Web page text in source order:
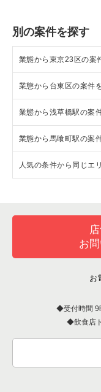
別の案件を探す
業態から東京23区の案
東京23区のラーメン
東京23区のフランス
東京23区のイタリア
東京23区の中華の居
東京23区の寿司の居
東京23区の焼肉の
東京23区のアジア
東京23区のカフェ
東京23区のテイク
業態から台東区の案件
台東区のラーメンの
台東区のフランス料
台東区のイタリア料
台東区のそば・うど
台東区の寿司の居抜
台東区の鉄板焼き・
台東区のアジア料
台東区のカフェの居
業態から浅草橋駅の案
浅草橋駅のラーメン
浅草橋駅の中華の居
浅草橋駅のカフェの
浅草橋駅のカラオケ
浅草橋駅のバーの
浅草橋駅の居酒屋・
業態から馬喰町駅の案
馬喰町駅のイタリア
馬喰町駅のカフェの
馬喰町駅のお弁当・
馬喰町駅の居酒屋・
人気の条件から同じエ
台東区の1階の飲食
浅草橋駅の1階の飲
東京23区の1階の中
東京23区の20坪以
台東区の20坪以下
お
お
受付時間 9
飲食店